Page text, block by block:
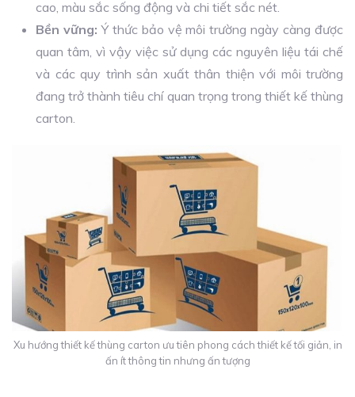
cao, màu sắc sống động và chi tiết sắc nét.
Bền vững: Ý thức bảo vệ môi trường ngày càng được
quan tâm, vì vậy việc sử dụng các nguyên liệu tái chế
và các quy trình sản xuất thân thiện với môi trường
đang trở thành tiêu chí quan trọng trong thiết kế thùng
carton.
Xu hướng thiết kế thùng carton ưu tiên phong cách thiết kế tối giản, in
ấn ít thông tin nhưng ấn tượng